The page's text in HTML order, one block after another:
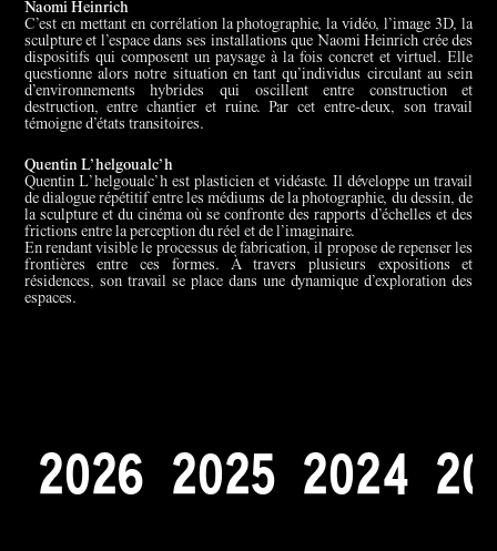
Naomi Heinrich
C’est en mettant en corrélation la photographie, la vidéo, l’image 3D, la
sculpture et l’espace dans ses installations que Naomi Heinrich crée des
dispositifs qui composent un paysage à la fois concret et virtuel. Elle
questionne alors notre situation en tant qu’individus circulant au sein
d’environnements hybrides qui oscillent entre construction et
destruction, entre chantier et ruine. Par cet entre-deux, son travail
témoigne d’états transitoires.
Quentin L’helgoualc’h
Quentin L’helgoualc’h est plasticien et vidéaste. Il développe un travail
de dialogue répétitif entre les médiums de la photographie, du dessin, de
la sculpture et du cinéma où se confronte des rapports d’échelles et des
frictions entre la perception du réel et de l’imaginaire.
En rendant visible le processus de fabrication, il propose de repenser les
frontières entre ces formes. À travers plusieurs expositions et
résidences, son travail se place dans une dynamique d’exploration des
espaces.
2026 2025 2024 20